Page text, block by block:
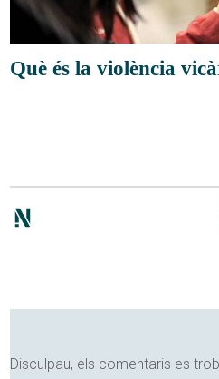
Què és la violència
Disculpau, els comentaris es